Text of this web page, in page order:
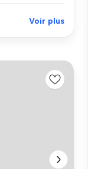
Voir plus